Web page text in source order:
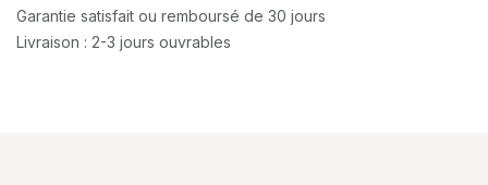
Garantie satisfait ou remboursé de 30 jours
Livraison : 2-3 jours ouvrables